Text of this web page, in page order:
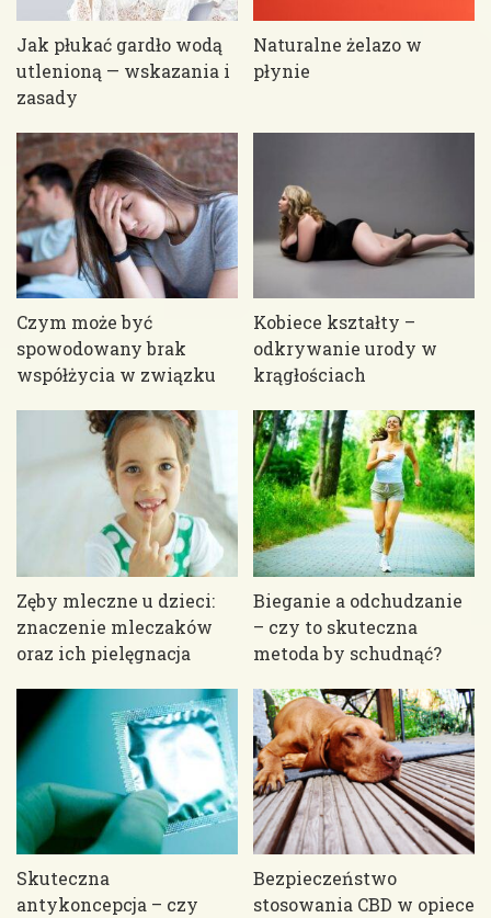
Jak płukać gardło wodą
utlenioną — wskazania i
zasady
Naturalne żelazo w
płynie
Czym może być
spowodowany brak
współżycia w związku
Kobiece kształty –
odkrywanie urody w
krągłościach
Zęby mleczne u dzieci:
znaczenie mleczaków
oraz ich pielęgnacja
Bieganie a odchudzanie
– czy to skuteczna
metoda by schudnąć?
Skuteczna
antykoncepcja – czy
Bezpieczeństwo
stosowania CBD w opiece